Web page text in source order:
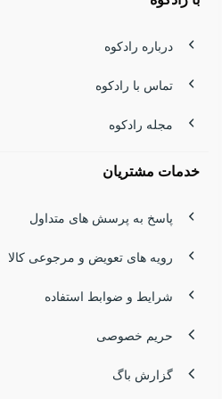
حرفه‌ای، بتواند ابزار متناسب با
رؤیای لمس قله‌های سفیدپوش
کلنگ یخ کوهنوردی حرفه‌ای
کلنگ‌های حرفه‌ای با طراحی دقیق و
اطمینان می‌دهد.
درباره رادکوه
تماس با رادکوه
مجله رادکوه
خدمات مشتریان
پاسخ به پرسش های متداول
رویه های تعویض و مرجوعی کالا
شرایط و ضوابط استفاده
حریم خصوصی
گزارش باگ